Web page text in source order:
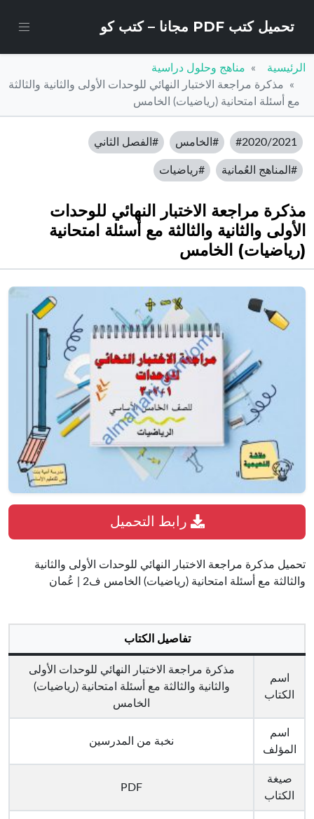
تحميل كتب PDF مجانا – كتب كو
الرئيسية
مناهج وحلول دراسية
مذكرة مراجعة الاختبار النهائي للوحدات الأولى والثانية والثالثة
مع أسئلة امتحانية (رياضيات) الخامس
#2020/2021 #الخامس #الفصل الثاني
#المناهج العُمانية #رياضيات
مذكرة مراجعة الاختبار النهائي للوحدات
الأولى والثانية والثالثة مع أسئلة امتحانية
(رياضيات) الخامس
تحميل مذكرة مراجعة الاختبار النهائي للوحدات الأولى والثانية
والثالثة مع أسئلة امتحانية (رياضيات) الخامس ف2 | عُمان
تفاصيل الكتاب
اسم
الكتاب
مذكرة مراجعة الاختبار النهائي للوحدات الأولى
والثانية والثالثة مع أسئلة امتحانية (رياضيات)
الخامس
اسم
المؤلف
نخبة من المدرسين
صيغة
الكتاب
PDF